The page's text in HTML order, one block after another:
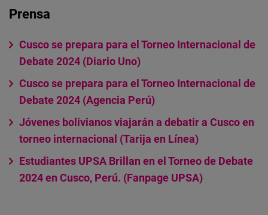
Prensa
Cusco se prepara para el Torneo Internacional de
Debate 2024 (Diario Uno)
Cusco se prepara para el Torneo Internacional de
Debate 2024 (Agencia Perú)
Jóvenes bolivianos viajarán a debatir a Cusco en
torneo internacional (Tarija en Línea)
Estudiantes UPSA Brillan en el Torneo de Debate
2024 en Cusco, Perú. (Fanpage UPSA)